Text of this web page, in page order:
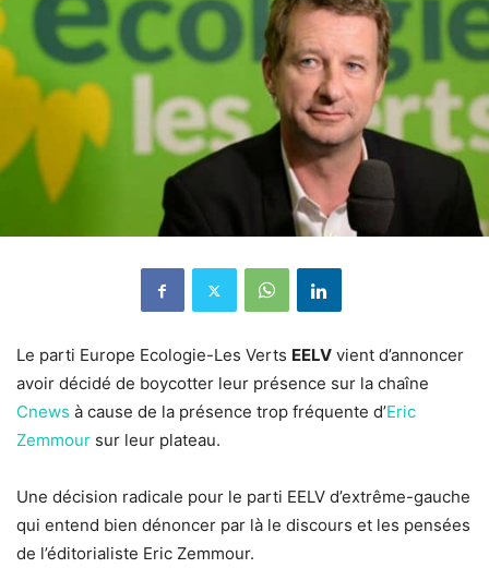
Le parti Europe Ecologie-Les Verts EELV vient d’annoncer
avoir décidé de boycotter leur présence sur la chaîne
Cnews à cause de la présence trop fréquente d’Eric
Zemmour sur leur plateau.
Une décision radicale pour le parti EELV d’extrême-gauche
qui entend bien dénoncer par là le discours et les pensées
de l’éditorialiste Eric Zemmour.